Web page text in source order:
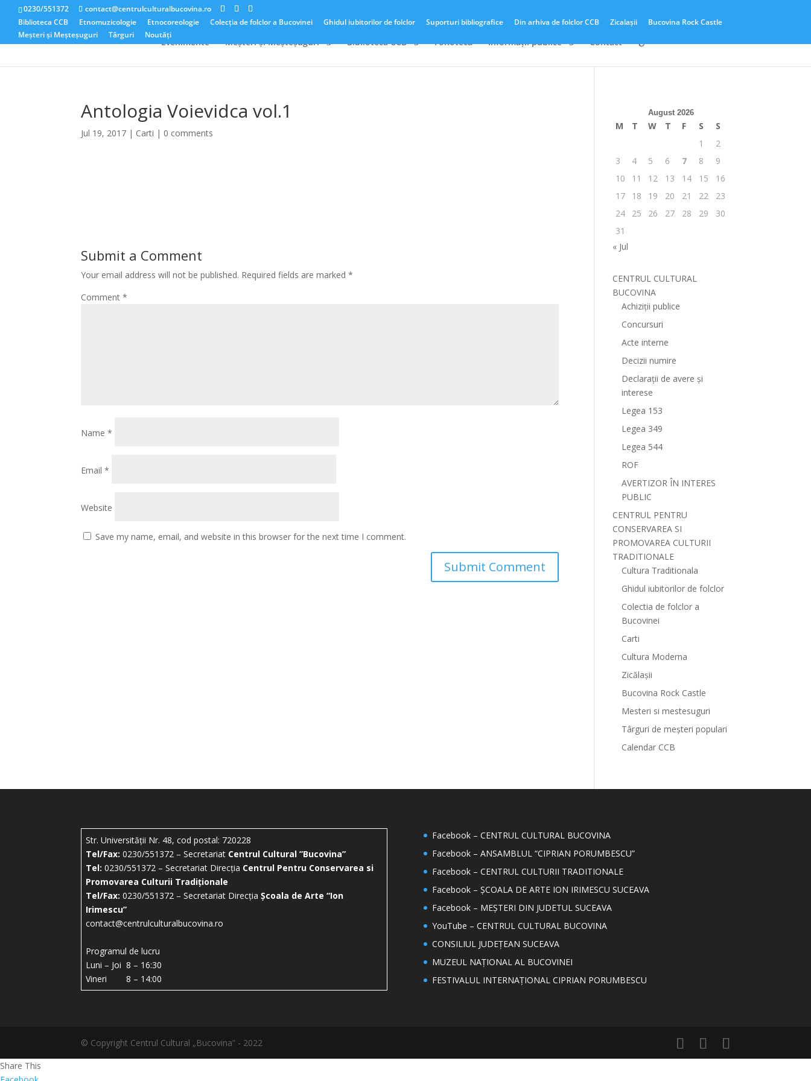
0230/551372
contact@centrulculturalbucovina.ro
Biblioteca CCB
Etnomuzicologie Etnocoreologie Colecția de folclor a Bucovinei Ghidul iubitorilor de folclor Suporturi bibliografice Din arhiva de folclor CCB Zicalașii
Bucovina Rock Castle
Meșteri și Meșteșuguri
Târguri Noutăți
Evenimente Meșteri și Meșteșuguri Biblioteca CCB Fonotecă Informații publice Contact
Antologia Voievidca vol.1
Jul 19, 2017 | Carti | 0 comments
Submit a Comment
Your email address will not be published. Required fields are marked*
Comment*
Name*
Email*
Website
Save my name, email, and website in this browser for the next time I comment.
August 2026
M T W T F S
S
1
2
3
4 5 6 7 8
9
10
11 12 13 14 15
16
17
18 19 20 21 22
23
24
25 26 27 28 29
30
31
« Jul
CENTRUL CULTURAL
BUCOVINA
Achiziții publice
Concursuri
Acte interne
Decizii numire
Declarații de avere și
interese
Legea 153
Legea 349
Legea 544
ROF
AVERTIZOR ÎN INTERES
PUBLIC
CENTRUL PENTRU
CONSERVAREA SI
PROMOVAREA CULTURII
TRADITIONALE
Cultura Traditionala
Ghidul iubitorilor de folclor
Colectia de folclor a
Bucovinei
Carti
Cultura Moderna
Zicălașii
Bucovina Rock Castle
Mesteri si mestesuguri
Târguri de meșteri populari
Calendar CCB
Str. Universității Nr. 48, cod postal: 720228
Tel/Fax: 0230/551372 – Secretariat Centrul Cultural ”Bucovina”
Tel: 0230/551372 – Secretariat Direcția Centrul Pentru Conservarea si
Promovarea Culturii Tradiționale
Tel/Fax: 0230/551372 – Secretariat DirecțiaȘcoala de Arte “Ion
Irimescu”
contact@centrulculturalbucovina.ro
Programul de lucru
Luni – Joi 8 – 16:30
Vineri 8 – 14:00
Facebook – CENTRUL CULTURAL BUCOVINA
Facebook – ANSAMBLUL “CIPRIAN PORUMBESCU”
Facebook – CENTRUL CULTURII TRADITIONALE
Facebook – ȘCOALA DE ARTE ION IRIMESCU SUCEAVA
Facebook – MEȘTERI DIN JUDETUL SUCEAVA
YouTube – CENTRUL CULTURAL BUCOVINA
CONSILIUL JUDEȚEAN SUCEAVA
MUZEUL NAȚIONAL AL BUCOVINEI
FESTIVALUL INTERNAȚIONAL CIPRIAN PORUMBESCU
© Copyright Centrul Cultural „Bucovina” - 2022
Share This